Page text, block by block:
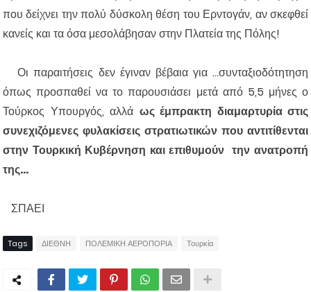
που δείχνει την πολύ δύσκολη θέση του Ερντογάν, αν σκεφθεί
κανείς και τα όσα μεσολάβησαν στην Πλατεία της Πόλης!
Οι παραιτήσεις δεν έγιναν βέβαια για ...συνταξιοδότητηση
όπως προσπαθεί να το παρουσιάσει μετά από 5,5 μήνες ο
Τούρκος Υπουργός, αλλά ως έμπρακτη διαμαρτυρία στις
συνεχιζόμενες φυλακίσεις στρατιωτικών που αντιτίθενται
στην Τουρκική Κυβέρνηση και επιθυμούν την ανατροπή
της...
ΣΠΑΕΙ
Tags ΔΙΕΘΝΗ ΠΟΛΕΜΙΚΗ ΑΕΡΟΠΟΡΙΑ Τουρκία